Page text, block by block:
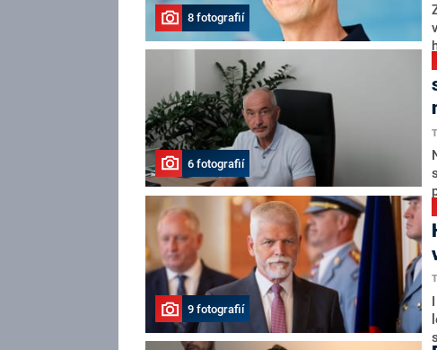
8 fotografií
6 fotografií
9 fotografií